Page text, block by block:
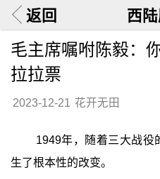
返回 西
毛主席嘱咐陈毅：
拉拉票
2023-12-21 花开无田
1949年，随着三大战役
生了根本性的改变。